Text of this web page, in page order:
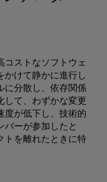
コストなソフトウェ
かけて静かに進行し
に分散し、依存関係
して、わずかな変更
度が低下し、技術的
ーが参加したと
トを離れたときに特